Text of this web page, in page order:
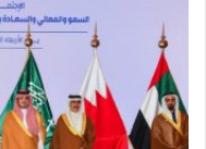
لوزراء
الداخلية
بدول
مجلس